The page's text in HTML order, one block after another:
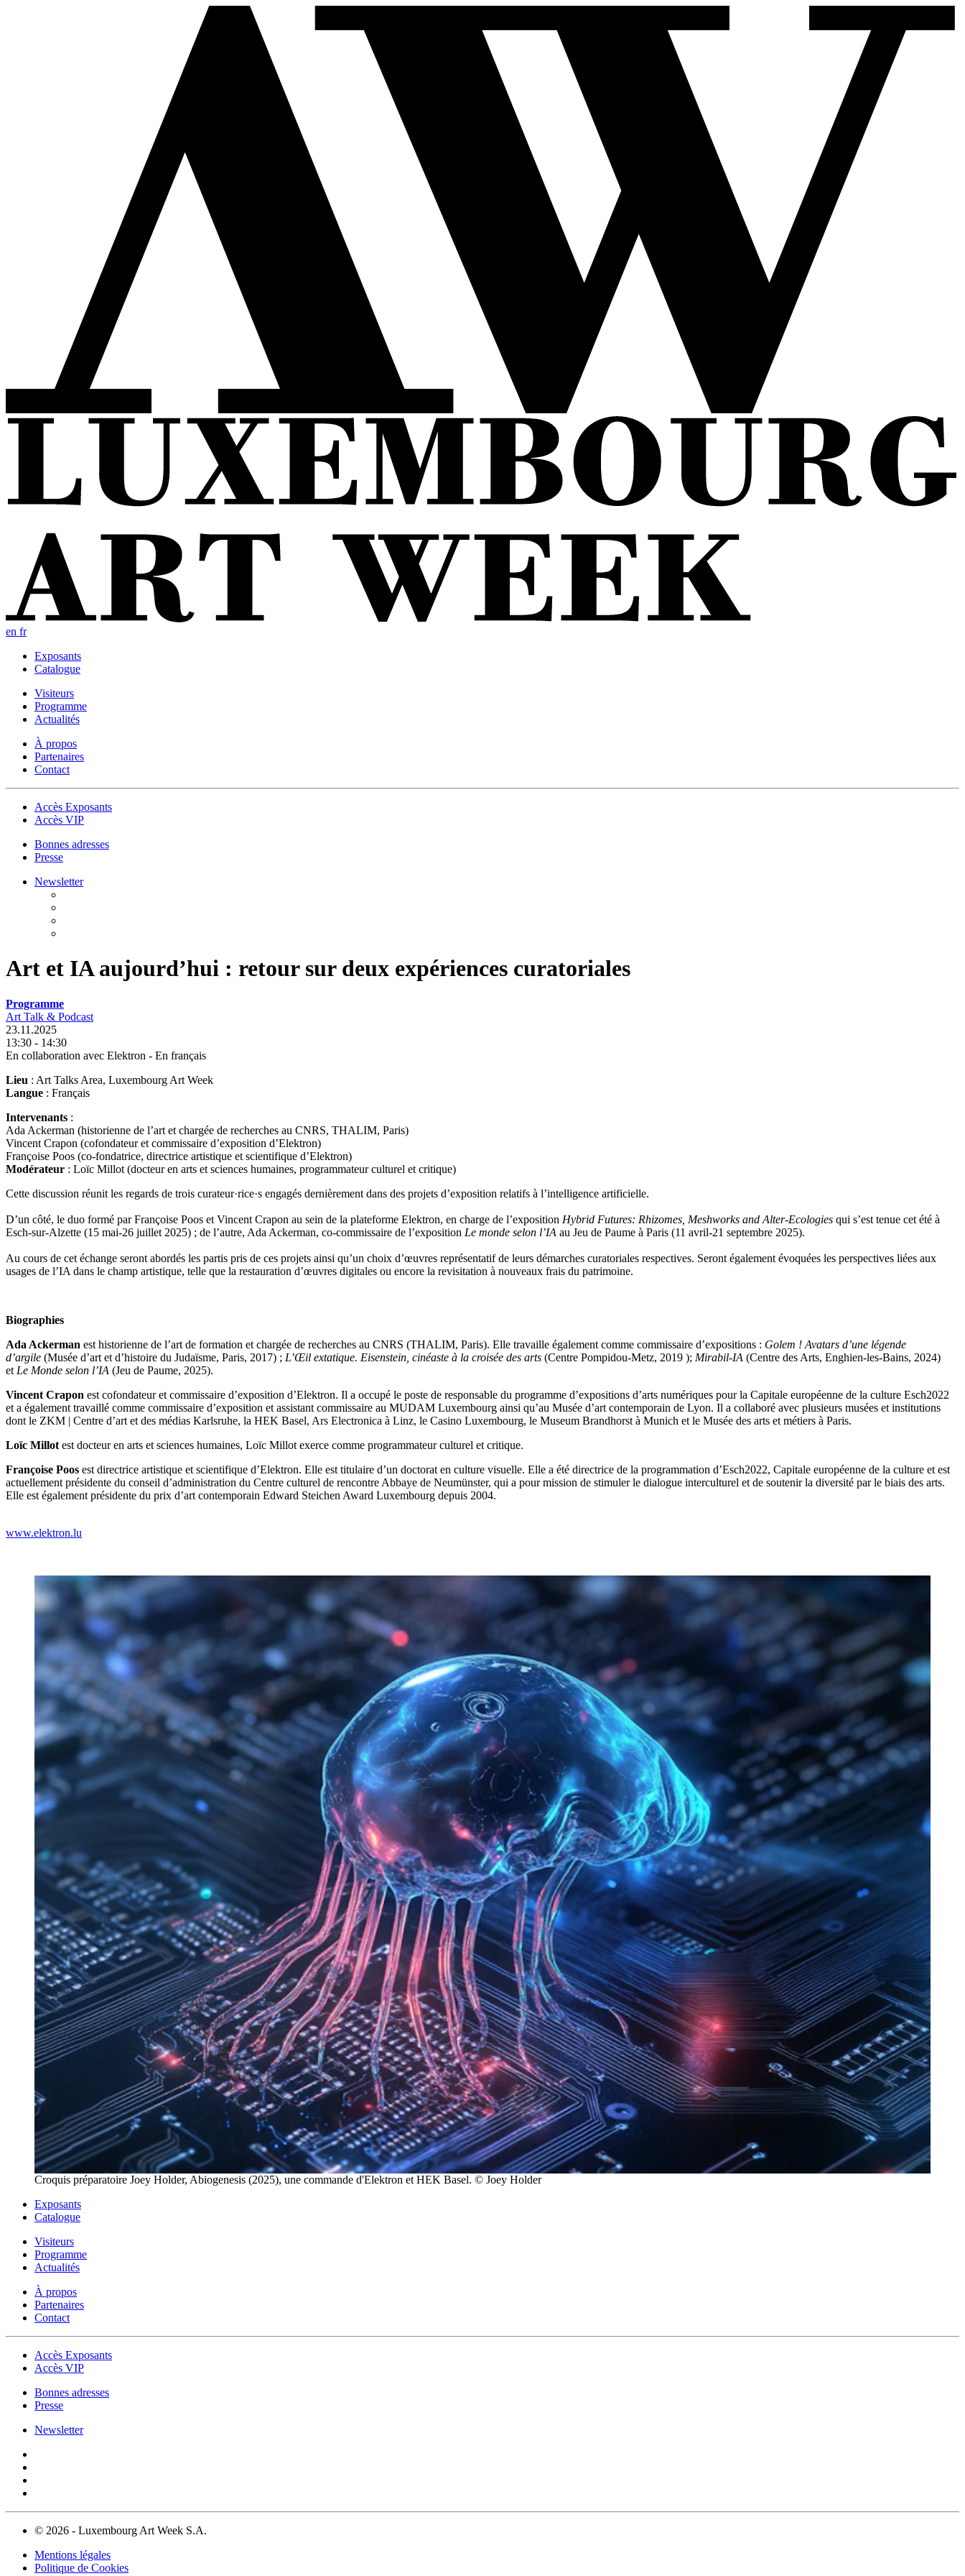
en fr
Exposants
Catalogue
Visiteurs
Programme
Actualités
À propos
Partenaires
Contact
Accès Exposants
Accès VIP
Bonnes adresses
Presse
Newsletter
Art et IA aujourd’hui : retour sur deux expériences curatoriales
Programme
Art Talk & Podcast
23.11.2025
13:30 - 14:30
En collaboration avec Elektron - En français
Lieu : Art Talks Area, Luxembourg Art Week
Langue : Français
Intervenants :
Ada Ackerman (historienne de l’art et chargée de recherches au CNRS, THALIM, Paris)
Vincent Crapon (cofondateur et commissaire d’exposition d’Elektron)
Françoise Poos (co-fondatrice, directrice artistique et scientifique d’Elektron)
Modérateur : Loïc Millot (docteur en arts et sciences humaines, programmateur culturel et critique)
Cette discussion réunit les regards de trois curateur·rice·s engagés dernière­ment dans des projets d’exposition relatifs à l’intelligence arti­fi­cielle.
D’un côté, le duo formé par Françoise Poos et Vincent Crapon au sein de la plateforme Elektron, en charge de l’exposition Hybrid Futures: Rhizomes, Meshworks and Alter-Ecologies qui s’est tenue cet été à
Esch-sur-Alzette (15 mai-26 juillet 2025) ; de l’autre, Ada Ackerman, co-commissaire de l’exposition Le monde selon l’IA au Jeu de Paume à Paris (11 avril-21 septembre 2025).
Au cours de cet échange seront abordés les partis pris de ces projets ainsi qu’un choix d’œuvres représen­tatif de leurs démarches cura­to­ri­ales respectives. Seront également évoquées les per­spec­tives liées aux
usages de l’IA dans le champ artistique, telle que la restau­ra­tion d’œuvres digitales ou encore la revis­i­ta­tion à nouveaux frais du patrimoine.
Biographies
Ada Ackerman est historienne de l’art de formation et chargée de recherches au CNRS (THALIM, Paris). Elle travaille également comme commissaire d’ex­po­si­tions : Golem ! Avatars d’une légende
d’argile (Musée d’art et d’histoire du Judaïsme, Paris, 2017) ; L’Œil extatique. Eisenstein, cinéaste à la croisée des arts (Centre Pompidou-Metz, 2019 ); Mirabil-IA (Centre des Arts, Enghien-les-Bains, 2024)
et Le Monde selon l’IA (Jeu de Paume, 2025).
Vincent Crapon est cofondateur et commissaire d’exposition d’Elektron. Il a occupé le poste de responsable du programme d’expositions d’arts numériques pour la Capitale européenne de la culture Esch2022
et a également travaillé comme commissaire d’exposition et assistant commissaire au MUDAM Luxembourg ainsi qu’au Musée d’art con­tem­po­rain de Lyon. Il a collaboré avec plusieurs musées et insti­tu­tions
dont le ZKM | Centre d’art et des médias Karlsruhe, la HEK Basel, Ars Electronica à Linz, le Casino Luxembourg, le Museum Brandhorst à Munich et le Musée des arts et métiers à Paris.
Loïc Millot est docteur en arts et sciences humaines, Loïc Millot exerce comme pro­gram­ma­teur culturel et critique.
Françoise Poos est directrice artistique et sci­en­tifique d’Elektron. Elle est titulaire d’un doctorat en culture visuelle. Elle a été directrice de la pro­gram­ma­tion d’Esch2022, Capitale européenne de la culture et est
actuelle­ment présidente du conseil d’administration du Centre culturel de rencontre Abbaye de Neumünster, qui a pour mission de stimuler le dialogue inter­cul­turel et de soutenir la diversité par le biais des arts.
Elle est également présidente du prix d’art con­tem­po­rain Edward Steichen Award Luxembourg depuis 2004.
www.elektron.lu
Croquis préparatoire Joey Holder, Abiogenesis (2025), une commande d'Elektron et HEK Basel. © Joey Holder
Exposants
Catalogue
Visiteurs
Programme
Actualités
À propos
Partenaires
Contact
Accès Exposants
Accès VIP
Bonnes adresses
Presse
Newsletter
© 2026 - Luxembourg Art Week S.A.
Mentions légales
Politique de Cookies